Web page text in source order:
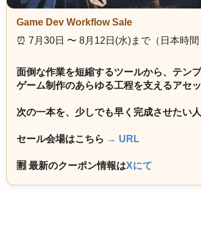
Game Dev Workflow Sale
⏰️ 7月30日 〜 8月12日(水)まで（日本時間
面倒な作業を短縮するツールから、テン
ゲーム制作のあらゆる工程を支えるアセ
次の一本を、少しでも早く完成させたい
セール会場はこちら → URL
🈹 最新のクーポン情報はXにて